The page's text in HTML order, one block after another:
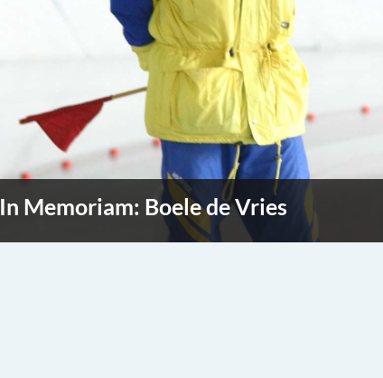
In Memoriam: Boele de Vries